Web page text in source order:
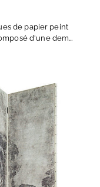
de papier peint
d'une dem...